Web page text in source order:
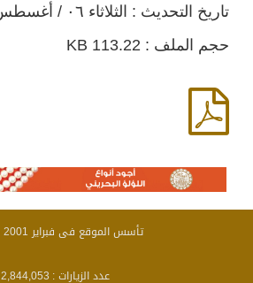
تاريخ التحديث : الثلاثاء ٠٦ / أغسطس / ٢٠١٣
حجم الملف : 113.22 KB
تأسس الموقع فى فبراير 2001 ميلادى
عدد الزيارات : 2,844,053